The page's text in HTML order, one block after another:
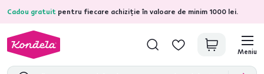
Cadou gratuit pentru fiecare achiziție în valoare de minim 1000 lei.
4,7 31.375recenzii de produs verificate
Meniu